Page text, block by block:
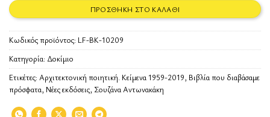
ΠΡΟΣΘΉΚΗ ΣΤΟ ΚΑΛΆΘΙ
Κωδικός προϊόντος: LF-BK-10209
Κατηγορία: Δοκίμιο
Ετικέτες: Αρχιτεκτονική ποιητική. Κείμενα 1959-2019, Βιβλία που διαβάσαμε
πρόσφατα, Νέες εκδόσεις, Σουζάνα Αντωνακάκη